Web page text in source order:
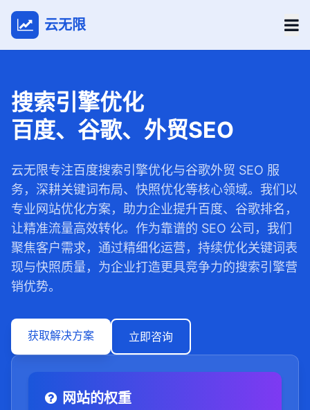
云无限
搜索引擎优化
百度、谷歌、外贸SEO
云无限专注百度搜索引擎优化与谷歌外贸 SEO 服
务，深耕关键词布局、快照优化等核心领域。我们以
专业网站优化方案，助力企业提升百度、谷歌排名，
让精准流量高效转化。作为靠谱的 SEO 公司，我们
聚焦客户需求，通过精细化运营，持续优化关键词表
现与快照质量，为企业打造更具竞争力的搜索引擎营
销优势。
获取解决方案 立即咨询
网站的权重